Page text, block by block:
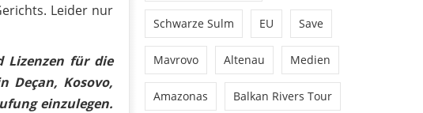
Leider nur
Lizenzen für die
Deçan, Kosovo,
einzulegen.
Schwarze Sulm EU Save
Mavrovo Altenau Medien
Amazonas Balkan Rivers Tour